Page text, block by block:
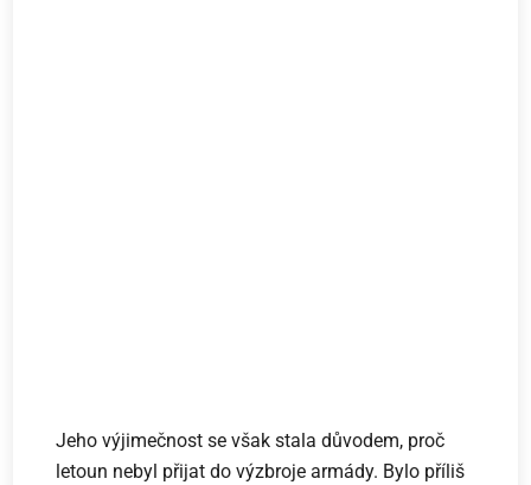
Jeho výjimečnost se však stala důvodem, proč
letoun nebyl přijat do výzbroje armády. Bylo příliš